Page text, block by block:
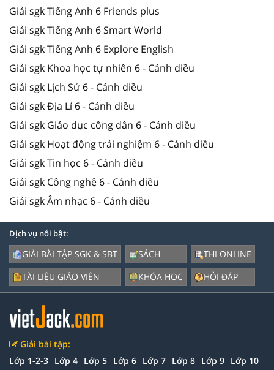
Giải sgk Tiếng Anh 6 Friends plus
Giải sgk Tiếng Anh 6 Smart World
Giải sgk Tiếng Anh 6 Explore English
Giải sgk Khoa học tự nhiên 6 - Cánh diều
Giải sgk Lịch Sử 6 - Cánh diều
Giải sgk Địa Lí 6 - Cánh diều
Giải sgk Giáo dục công dân 6 - Cánh diều
Giải sgk Hoạt động trải nghiệm 6 - Cánh diều
Giải sgk Tin học 6 - Cánh diều
Giải sgk Công nghệ 6 - Cánh diều
Giải sgk Âm nhạc 6 - Cánh diều
Dịch vụ nổi bật:
GIẢI BÀI TẬP SGK & SBT
TÀI LIỆU GIÁO VIÊN
SÁCH
KHÓA HỌC
THI ONLINE
HỎI ĐÁP
Giải bài tập:
Lớp 1-2-3 Lớp 4 Lớp 5 Lớp 6 Lớp 7 Lớp 8 Lớp 9 Lớp 10